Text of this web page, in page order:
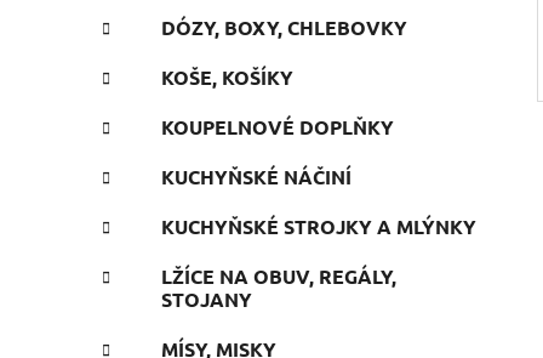
l
DÓZY, BOXY, CHLEBOVKY
KOŠE, KOŠÍKY
KOUPELNOVÉ DOPLŇKY
KUCHYŇSKÉ NÁČINÍ
KUCHYŇSKÉ STROJKY A MLÝNKY
LŽÍCE NA OBUV, REGÁLY,
STOJANY
MÍSY, MISKY